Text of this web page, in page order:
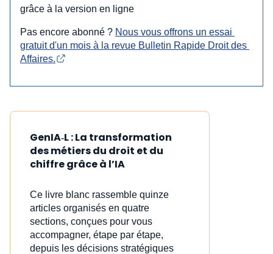
grâce à la version en ligne
Pas encore abonné ? Nous vous offrons un essai
gratuit d'un mois à la revue Bulletin Rapide Droit des
Affaires.
GenIA‑L : La transformation
des métiers du droit et du
chiffre grâce à l’IA
Ce livre blanc rassemble quinze
articles organisés en quatre
sections, conçues pour vous
accompagner, étape par étape,
depuis les décisions stratégiques